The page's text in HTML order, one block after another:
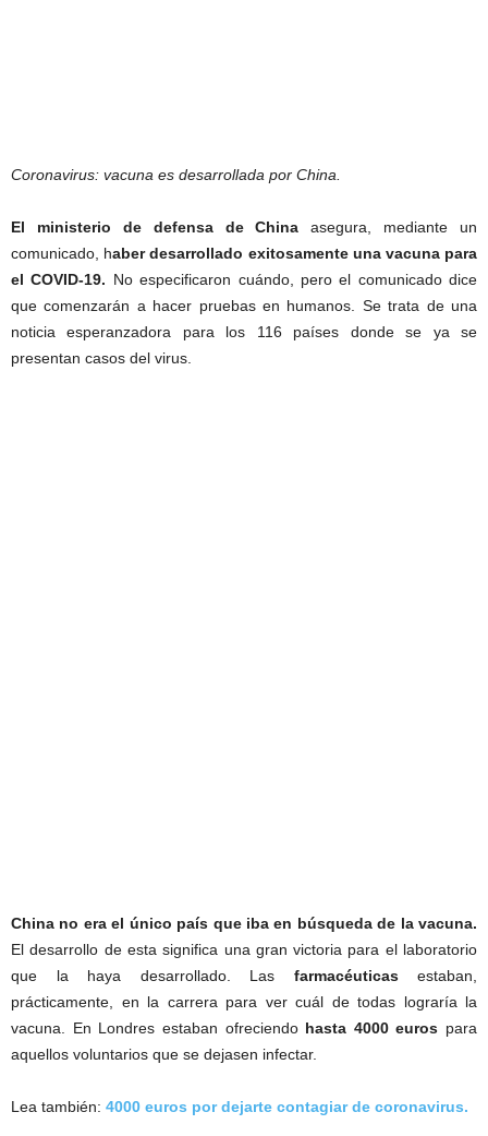
Coronavirus: vacuna es desarrollada por China.
El ministerio de defensa de China asegura, mediante un
comunicado, haber desarrollado exitosamente una vacuna para
el COVID-19. No especificaron cuándo, pero el comunicado dice
que comenzarán a hacer pruebas en humanos. Se trata de una
noticia esperanzadora para los 116 países donde se ya se
presentan casos del virus.
China no era el único país que iba en búsqueda de la vacuna.
El desarrollo de esta significa una gran victoria para el laboratorio
que la haya desarrollado. Las farmacéuticasestaban,
prácticamente, en la carrera para ver cuál de todas lograría la
vacuna. En Londres estaban ofreciendo hasta 4000 euros para
aquellos voluntarios que se dejasen infectar.
Lea también: 4000 euros por dejarte contagiar de coronavirus.